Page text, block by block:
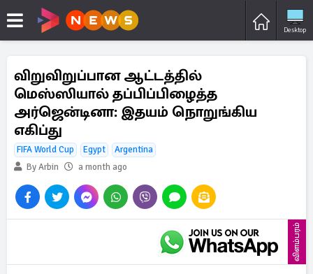
Desktop
விறுவிறுப்பான ஆட்டத்தில்
மெஸ்ஸியால் தப்பிப்பிழைத்த
அர்ஜென்டினா: இதயம் நொறுங்கிய
எகிப்து
FIFA World Cup Egypt
Argentina
By Arbin
a month ago
விளம்பரம்